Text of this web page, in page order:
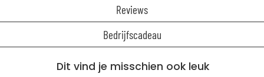
Reviews
Bedrijfscadeau
Dit vind je misschien ook leuk